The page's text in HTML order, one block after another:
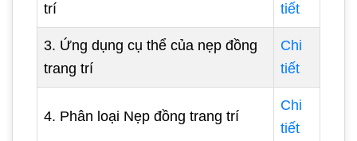
trí
tiết
3. Ứng dụng cụ thể của nẹp đồng
trang trí
Chi
tiết
4. Phân loại Nẹp đồng trang trí
Chi
tiết